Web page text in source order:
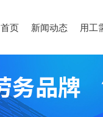
首页 新闻动态 用工